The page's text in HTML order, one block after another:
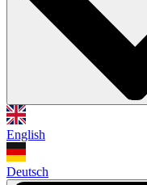
English
Deutsch